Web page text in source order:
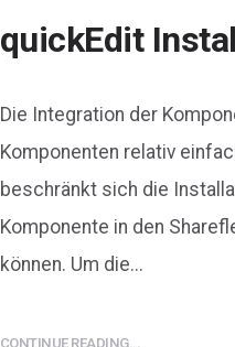
quickEdit
Die Integration der
Komponenten relativ
beschränkt sich die
Komponente in den
können. Um die...
CONTINUE READING...